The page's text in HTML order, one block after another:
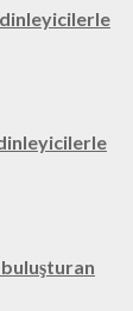
dinleyicilerle
dinleyicilerle